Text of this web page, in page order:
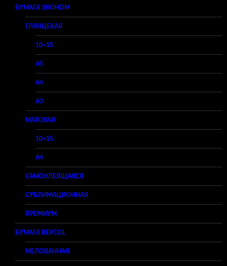
БУМАГА ЭКОНОМ
ГЛЯНЦЕВАЯ
10×15
A5
A4
A3
МАТОВАЯ
10×15
A4
САМОКЛЕЯЩАЯСЯ
СУБЛИМАЦИОННАЯ
ПРЕМИУМ
БУМАГА REVCOL
МЕЛОВАННАЯ